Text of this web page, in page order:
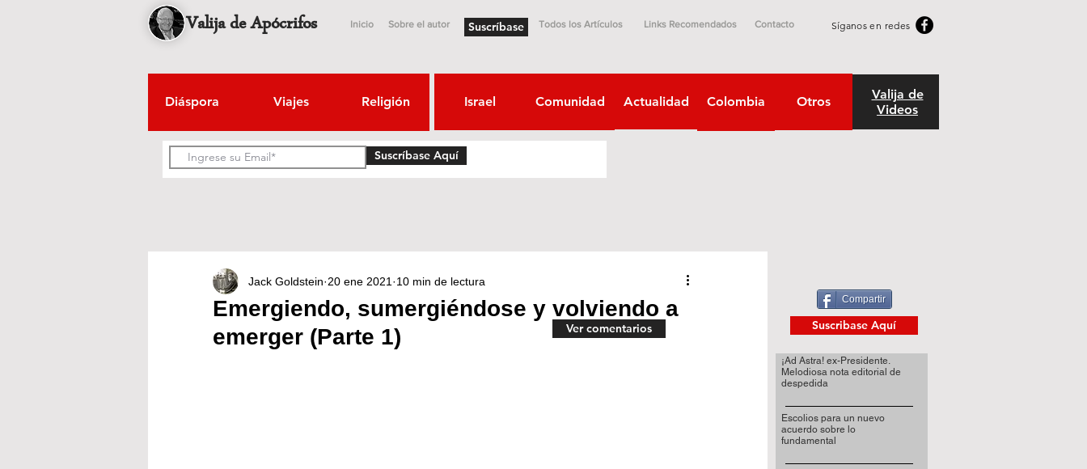
Valija de Apócrifos Inicio Sobre el autor Suscríbase Todos los Artículos Links Recomendados Contacto Síganos en redes
Diáspora Viajes Religión Israel Comunidad Actualidad Colombia Otros
Valija de
Videos
Suscríbase Aquí
Emergiendo, sumergiéndose y volviendo a
emerger (Parte 1)
Jack Goldstein 20 ene 2021 10 min de lectura
Ver comentarios
Compartir
Suscribase Aquí
¡Ad Astra! ex-Presidente.
Melodiosa nota editorial de
despedida
Escolios para un nuevo
acuerdo sobre lo
fundamental